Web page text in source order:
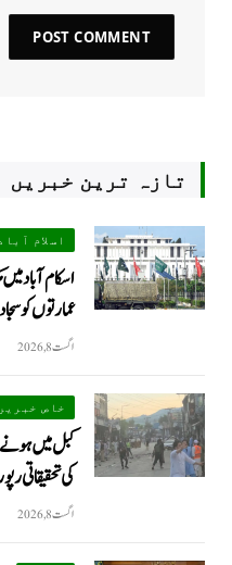
تازہ ترین خبریں
اسلام
اسکام آباد
عمارتوں کو سجا
اگست 8, 2026
خاص
کبل میں
کی تحقیقاتی
اگست 8, 2026